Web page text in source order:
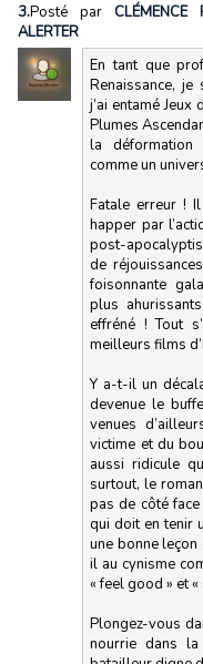
3.Posté par CLÉMENCE
ALERTER
En tant que
Renaissance,
j’ai entamé
Plumes
la déformation
comme un
Fatale erreur !
happer par
post-
de
foisonnante
plus
effréné ! Tout
meilleurs films
Y a-t-il un
devenue le
venues
victime et du
aussi ridicule
surtout, le
pas de côté
qui doit en tenir
une bonne leçon
il au cynisme
« feel good » et
Plongez-vous
nourrie dans